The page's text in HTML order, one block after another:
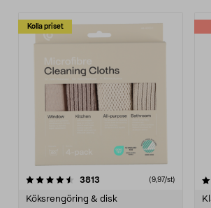
Kolla priset
3813 (9,97/st)
Köksrengöring & disk
4.0av 5 stjärnor